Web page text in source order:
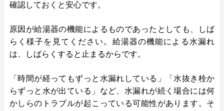
確認しておくと安心です。
原因が給湯器の機能によるものであったとしても、しば
らく様子を見てください。給湯器の機能による水漏れ
は、しばらくすると止まるからです。
「時間が経ってもずっと水漏れしている」「水抜き栓か
らずっと水が出ている」など、水漏れが続く場合には何
かしらのトラブルが起こっている可能性があります。そ